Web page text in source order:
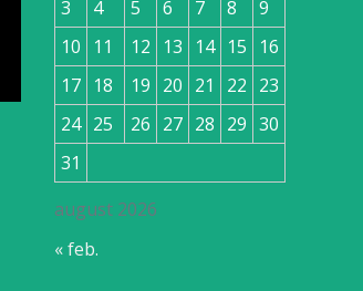
august 2026
3
4 5 6 7 8
9
10
11 12 13 14 15
16
17 18 19 20 21 22 23
24 25 26 27 28 29 30
31
« feb.